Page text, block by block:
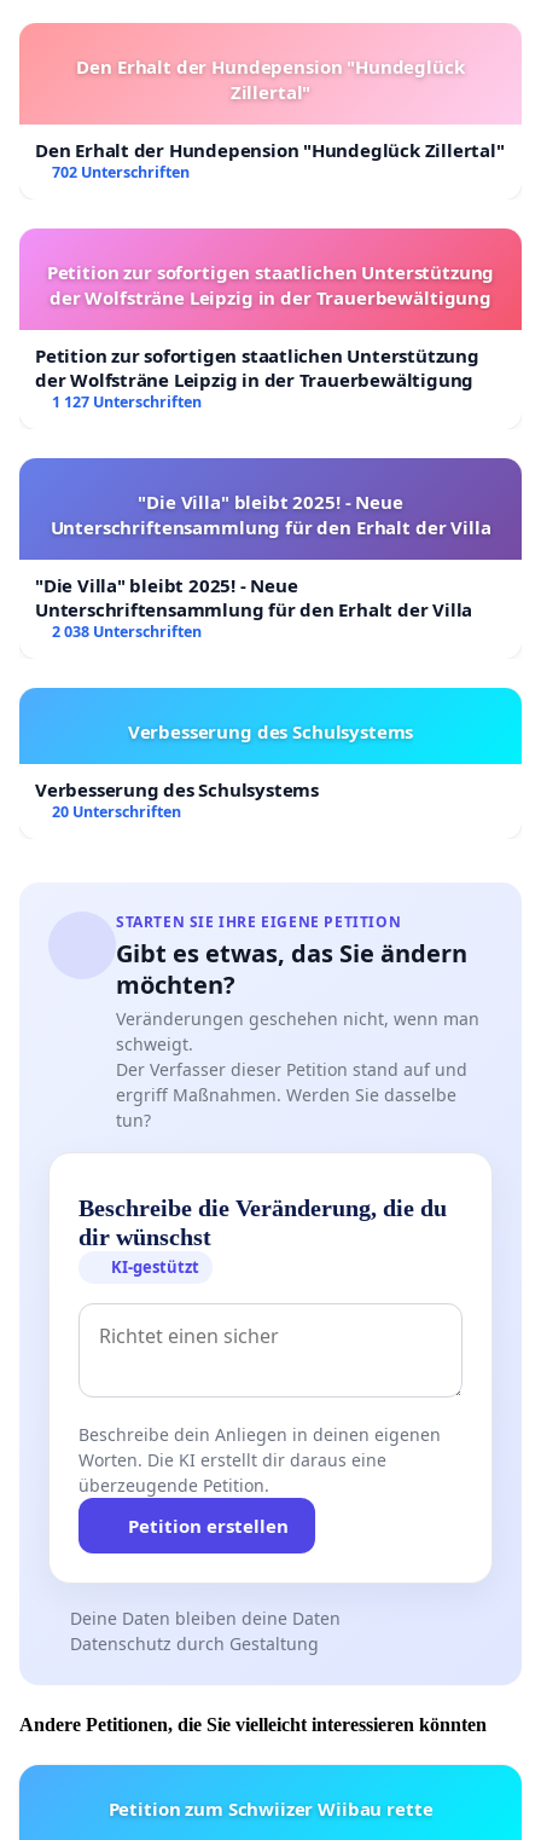
Den Erhalt der Hundepension "Hundeglück
Zillertal"
Den Erhalt der Hundepension "Hundeglück Zillertal"
702 Unterschriften
Petition zur sofortigen staatlichen Unterstützung
der Wolfsträne Leipzig in der Trauerbewältigung
Petition zur sofortigen staatlichen Unterstützung
der Wolfsträne Leipzig in der Trauerbewältigung
1 127 Unterschriften
"Die Villa" bleibt 2025! - Neue
Unterschriftensammlung für den Erhalt der Villa
"Die Villa" bleibt 2025! - Neue
Unterschriftensammlung für den Erhalt der Villa
2 038 Unterschriften
Verbesserung des Schulsystems
Verbesserung des Schulsystems
20 Unterschriften
STARTEN SIE IHRE EIGENE PETITION
Gibt es etwas, das Sie ändern
möchten?
Veränderungen geschehen nicht, wenn man
schweigt.
Der Verfasser dieser Petition stand auf und
ergriff Maßnahmen. Werden Sie dasselbe
tun?
Beschreibe die Veränderung, die du
dir wünschst
KI-gestützt
Beschreibe dein Anliegen in deinen eigenen
Worten. Die KI erstellt dir daraus eine
überzeugende Petition.
Petition erstellen
Deine Daten bleiben deine Daten
Datenschutz durch Gestaltung
Andere Petitionen, die Sie vielleicht interessieren könnten
Petition zum Schwiizer Wiibau rette